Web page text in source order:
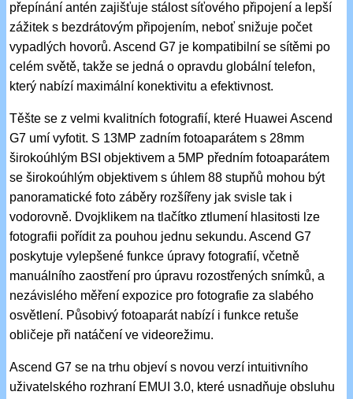
přepínání antén zajišťuje stálost síťového připojení a lepší
zážitek s bezdrátovým připojením, neboť snižuje počet
vypadlých hovorů. Ascend G7 je kompatibilní se sítěmi po
celém světě, takže se jedná o opravdu globální telefon,
který nabízí maximální konektivitu a efektivnost.
Těšte se z velmi kvalitních fotografií, které Huawei Ascend
G7 umí vyfotit. S 13MP zadním fotoaparátem s 28mm
širokoúhlým BSI objektivem a 5MP předním fotoaparátem
se širokoúhlým objektivem s úhlem 88 stupňů mohou být
panoramatické foto záběry rozšířeny jak svisle tak i
vodorovně. Dvojklikem na tlačítko ztlumení hlasitosti lze
fotografii pořídit za pouhou jednu sekundu. Ascend G7
poskytuje vylepšené funkce úpravy fotografií, včetně
manuálního zaostření pro úpravu rozostřených snímků, a
nezávislého měření expozice pro fotografie za slabého
osvětlení. Působivý fotoaparát nabízí i funkce retuše
obličeje při natáčení ve videorežimu.
Ascend G7 se na trhu objeví s novou verzí intuitivního
uživatelského rozhraní EMUI 3.0, které usnadňuje obsluhu